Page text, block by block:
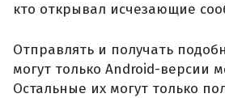
кто открывал исчезающие
Отправлять и получать
могут только Android-версии
Остальные их могут только